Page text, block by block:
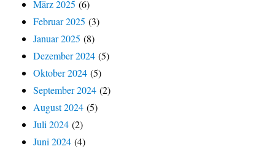
März 2025 (6)
Februar 2025 (3)
Januar 2025 (8)
Dezember 2024 (5)
Oktober 2024 (5)
September 2024 (2)
August 2024 (5)
Juli 2024 (2)
Juni 2024 (4)